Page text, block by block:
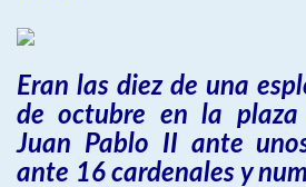
Eran las diez de una
de octubre en la plaza
Juan Pablo II ante
ante 16 cardenales y